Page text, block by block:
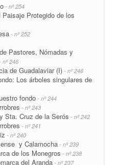
- nº 254
Protegido de los
- nº 252
Pastores, Nómadas y
nº 246
de Guadalaviar (I) - nº 246
Los árboles singulares de
fondo - nº 244
- nº 243
Sta. Cruz de la Serós - nº 242
- nº 241
- nº 240
y Calamocha - nº 239
de los Monegros - nº 238
del Aranda - nº 237